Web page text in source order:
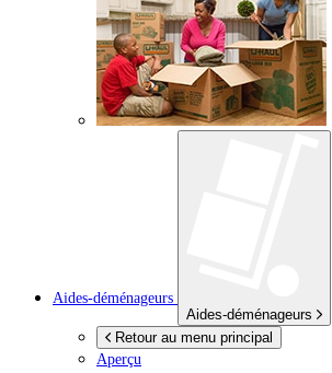
Aides-déménageurs
Aides-déménageurs
Retour au menu principal
Aperçu